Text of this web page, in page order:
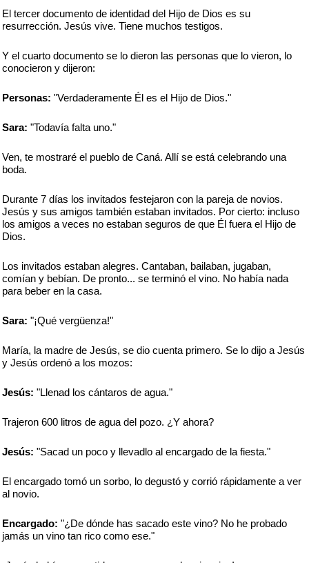
El tercer documento de identidad del Hijo de Dios es su
resurrección. Jesús vive. Tiene muchos testigos.
Y el cuarto documento se lo dieron las personas que lo vieron, lo
conocieron y dijeron:
Personas: "Verdaderamente Él es el Hijo de Dios."
Sara: "Todavía falta uno."
Ven, te mostraré el pueblo de Caná. Allí se está celebrando una
boda.
Durante 7 días los invitados festejaron con la pareja de novios.
Jesús y sus amigos también estaban invitados. Por cierto: incluso
los amigos a veces no estaban seguros de que Él fuera el Hijo de
Dios.
Los invitados estaban alegres. Cantaban, bailaban, jugaban,
comían y bebían. De pronto... se terminó el vino. No había nada
para beber en la casa.
Sara: "¡Qué vergüenza!"
María, la madre de Jesús, se dio cuenta primero. Se lo dijo a Jesús
y Jesús ordenó a los mozos:
Jesús: "Llenad los cántaros de agua."
Trajeron 600 litros de agua del pozo. ¿Y ahora?
Jesús: "Sacad un poco y llevadlo al encargado de la fiesta."
El encargado tomó un sorbo, lo degustó y corrió rápidamente a ver
al novio.
Encargado: "¿De dónde has sacado este vino? No he probado
jamás un vino tan rico como ese."